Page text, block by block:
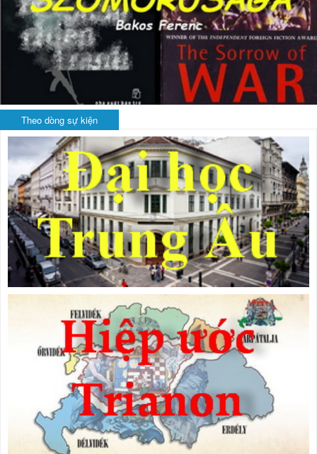
Theo dòng sự kiện